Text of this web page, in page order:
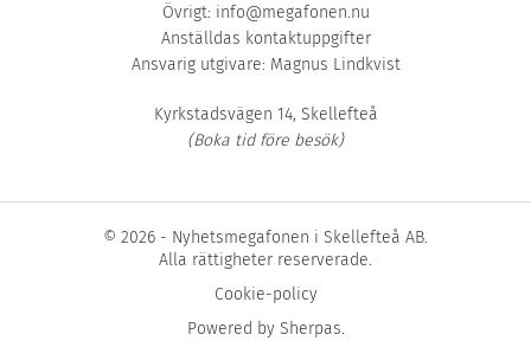
Övrigt: info@megafonen.nu
Anställdas kontaktuppgifter
Ansvarig utgivare: Magnus Lindkvist
Kyrkstadsvägen 14, Skellefteå
(Boka tid före besök)
© 2026 - Nyhetsmegafonen i Skellefteå AB.
Alla rättigheter reserverade.
Cookie-policy
Powered by Sherpas.